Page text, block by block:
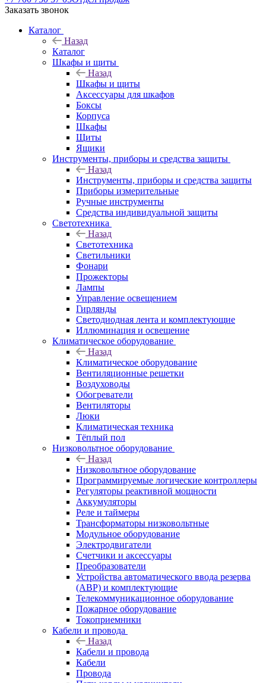
Заказать звонок
Каталог
Назад
Каталог
Шкафы и щиты
Назад
Шкафы и щиты
Аксессуары для шкафов
Боксы
Корпуса
Шкафы
Щиты
Ящики
Инструменты, приборы и средства защиты
Назад
Инструменты, приборы и средства защиты
Приборы измерительные
Ручные инструменты
Средства индивидуальной защиты
Светотехника
Назад
Светотехника
Светильники
Фонари
Прожекторы
Лампы
Управление освещением
Гирлянды
Светодиодная лента и комплектующие
Иллюминация и освещение
Климатическое оборудование
Назад
Климатическое оборудование
Вентиляционные решетки
Воздуховоды
Обогреватели
Вентиляторы
Люки
Климатическая техника
Тёплый пол
Низковольтное оборудование
Назад
Низковольтное оборудование
Программируемые логические контроллеры
Регуляторы реактивной мощности
Аккумуляторы
Реле и таймеры
Трансформаторы низковольтные
Модульное оборудование
Электродвигатели
Счетчики и аксессуары
Преобразователи
Устройства автоматического ввода резерва
(АВР) и комплектующие
Телекоммуникационное оборудование
Пожарное оборудование
Токоприемники
Кабели и провода
Назад
Кабели и провода
Кабели
Провода